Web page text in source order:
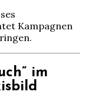
Kampagnen
im